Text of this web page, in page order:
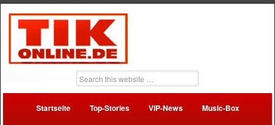
Startseite Top-Stories VIP-News Music-Box